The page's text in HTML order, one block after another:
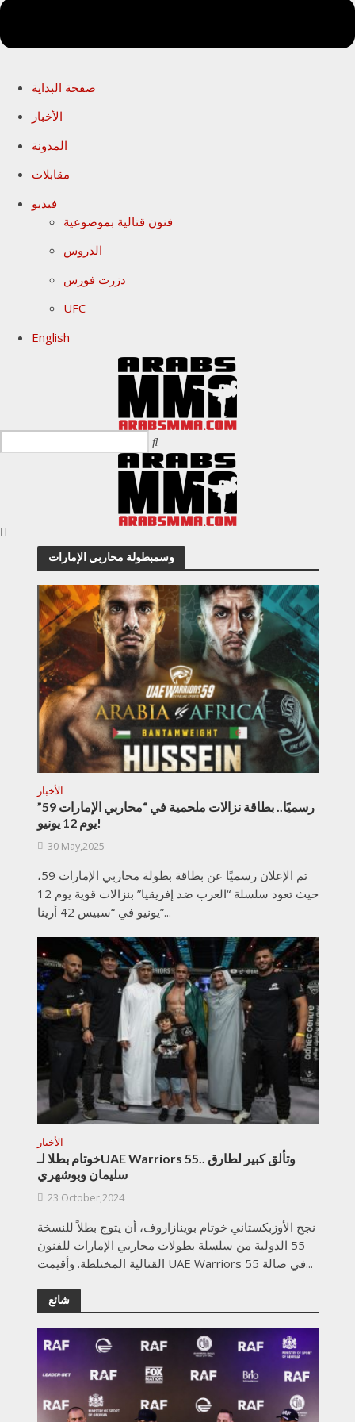
صفحة البداية
الأخبار
المدونة
مقابلات
فيديو
فنون قتالية بموضوعية
الدروس
دزرت فورس
UFC
English
وسمبطولة محاربي الإمارات
الأخبار
رسميًا.. بطاقة نزالات ملحمية في “محاربي الإمارات 59”
يوم 12 يونيو!
30 May,2025
تم الإعلان رسميًا عن بطاقة بطولة محاربي الإمارات 59،
حيث تعود سلسلة “العرب ضد إفريقيا” بنزالات قوية يوم 12
يونيو في “سبيس 42 أرينا”...
الأخبار
خوتام بطلا لـUAE Warriors 55.. وتألق كبير لطارق
سليمان وبوشهري
23 October,2024
نجح الأوزبكستاني خوتام بوينازاروف، أن يتوج بطلاً للنسخة
55 الدولية من سلسلة بطولات محاربي الإمارات للفنون
القتالية المختلطة. وأقيمت UAE Warriors 55 في صالة...
شائع